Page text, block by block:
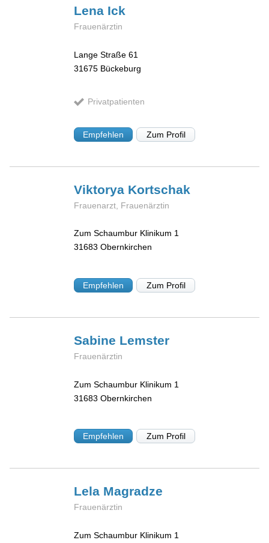
Lena Ick
Frauenärztin
Lange Straße 61
31675 Bückeburg
Privatpatienten
Empfehlen Zum Profil
Viktorya Kortschak
Frauenarzt, Frauenärztin
Zum Schaumbur Klinikum 1
31683 Obernkirchen
Empfehlen Zum Profil
Sabine Lemster
Frauenärztin
Zum Schaumbur Klinikum 1
31683 Obernkirchen
Empfehlen Zum Profil
Lela Magradze
Frauenärztin
Zum Schaumbur Klinikum 1